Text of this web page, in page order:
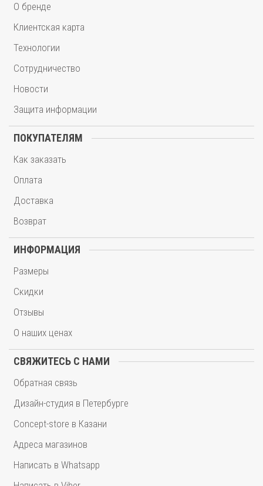
О бренде
Клиентская карта
Технологии
Сотрудничество
Новости
Защита информации
ПОКУПАТЕЛЯМ
Как заказать
Оплата
Доставка
Возврат
ИНФОРМАЦИЯ
Размеры
Скидки
Отзывы
О наших ценах
СВЯЖИТЕСЬ С НАМИ
Обратная связь
Дизайн-студия в Петербурге
Concept-store в Казани
Адреса магазинов
Написать в Whatsapp